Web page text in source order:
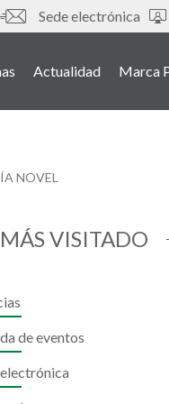
Sede electrónica
Actualidad Marca
NOVEL
VISITADO
de eventos